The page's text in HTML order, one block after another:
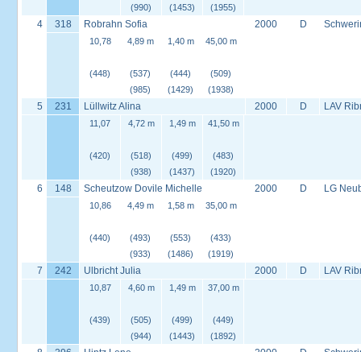
(990)
(1453)
(1955)
4 318 Robrahn Sofia 2000 D
10,78
(448)
4,89 m
(537)
(985)
1,40 m
(444)
(1429)
45,00 m
(509)
(1938)
5 231 Lüllwitz Alina 2000 D LAV
11,07
(420)
4,72 m
(518)
(938)
1,49 m
(499)
(1437)
41,50 m
(483)
(1920)
6 148 Scheutzow Dovile Michelle 2000 D LG
10,86
(440)
4,49 m
(493)
(933)
1,58 m
(553)
(1486)
35,00 m
(433)
(1919)
7 242 Ulbricht Julia 2000 D LAV
10,87
(439)
4,60 m
(505)
(944)
1,49 m
(499)
(1443)
37,00 m
(449)
(1892)